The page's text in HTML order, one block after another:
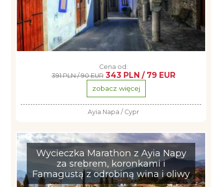
Cena od:
391 PLN / 90 EUR 343 PLN / 79 EUR
zobacz więcej
Ayia Napa / Cypr
Wycieczka Marathon z Ayia Napy
za srebrem, koronkami i
Famagustą z odrobiną wina i oliwy